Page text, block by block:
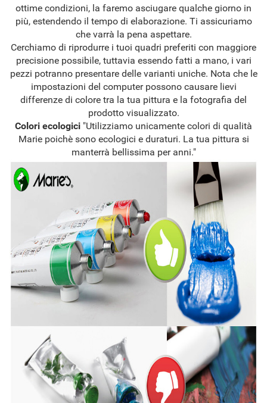
ottime condizioni, la faremo asciugare qualche giorno in
più, estendendo il tempo di elaborazione. Ti assicuriamo
che varrà la pena aspettare.
Cerchiamo di riprodurre i tuoi quadri preferiti con maggiore
precisione possibile, tuttavia essendo fatti a mano, i vari
pezzi potranno presentare delle varianti uniche. Nota che le
impostazioni del computer possono causare lievi
differenze di colore tra la tua pittura e la fotografia del
prodotto visualizzato.
Colori ecologici "Utilizziamo unicamente colori di qualità
Marie poichè sono ecologici e duraturi. La tua pittura si
manterrà bellissima per anni."